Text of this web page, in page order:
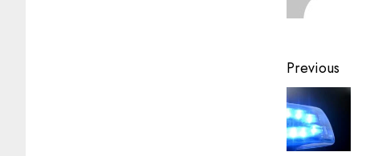
Previous